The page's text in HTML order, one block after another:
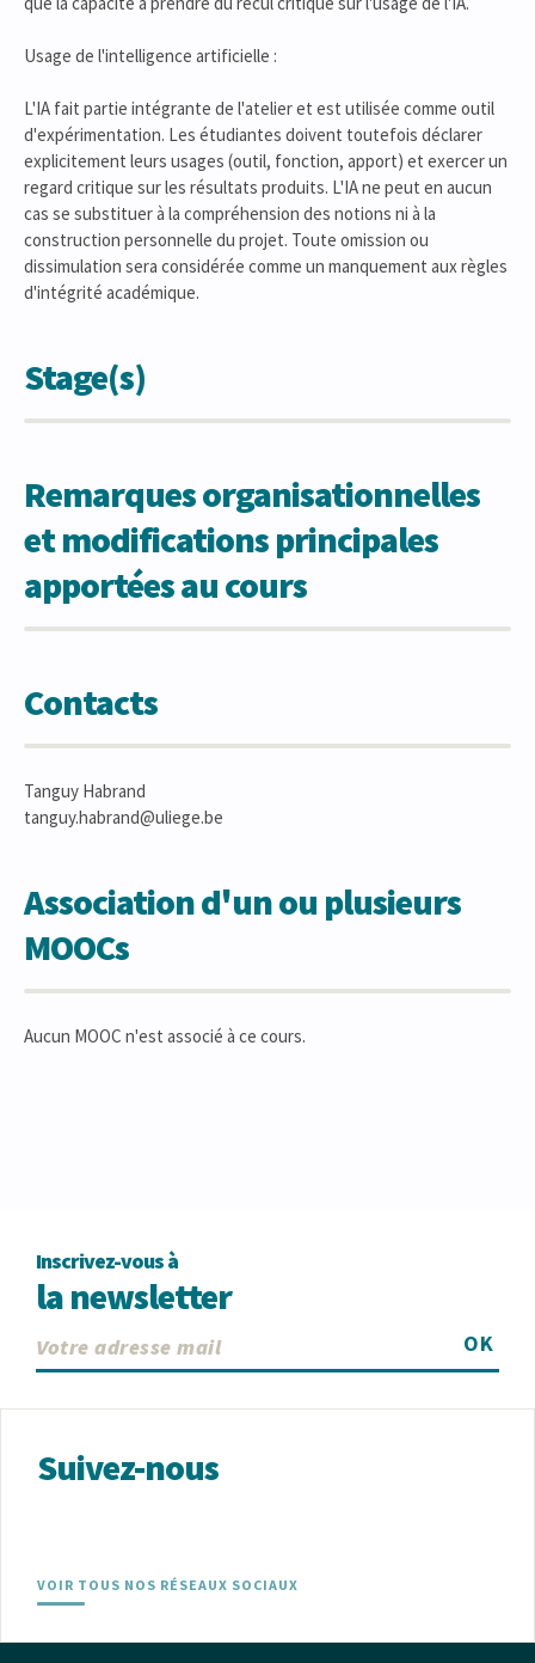
Usage de l'intelligence artificielle :
L'IA fait partie intégrante de l'atelier et est utilisée comme outil
d'expérimentation. Les étudiantes doivent toutefois déclarer
explicitement leurs usages (outil, fonction, apport) et exercer un
regard critique sur les résultats produits. L'IA ne peut en aucun
cas se substituer à la compréhension des notions ni à la
construction personnelle du projet. Toute omission ou
dissimulation sera considérée comme un manquement aux règles
d'intégrité académique.
Stage(s)
Remarques organisationnelles
et modifications principales
apportées au cours
Contacts
Tanguy Habrand
tanguy.habrand@uliege.be
Association d'un ou plusieurs
MOOCs
Aucun MOOC n'est associé à ce cours.
Inscrivez-vous à
la newsletter
OK
Suivez-nous
VOIR TOUS NOS RÉSEAUX SOCIAUX